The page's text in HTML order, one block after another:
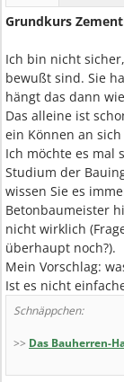
Grundkurs
Ich bin nicht
bewußt sind. Sie
hängt das dann
Das alleine ist
ein Können an
Ich möchte es mal
Studium der
wissen Sie es
Betonbaumeister
nicht wirklich
überhaupt noch?).
Mein Vorschlag:
Ist es nicht
Schnäppchen:
>> Das Bauherren-